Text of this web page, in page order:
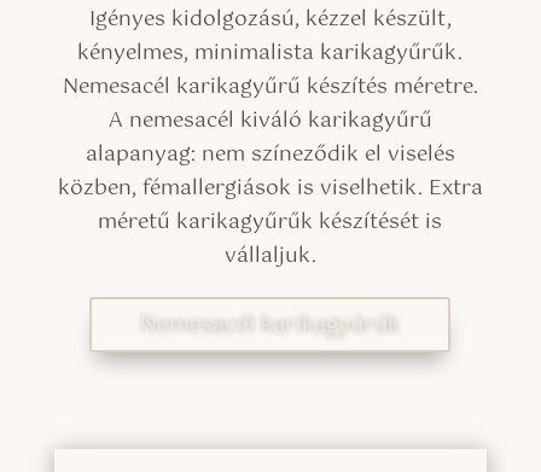
Igényes kidolgozású, kézzel készült,
kényelmes, minimalista karikagyűrűk.
Nemesacél karikagyűrű készítés méretre.
A nemesacél kiváló karikagyűrű
alapanyag: nem színeződik el viselés
közben, fémallergiások is viselhetik. Extra
méretű karikagyűrűk készítését is
vállaljuk.
Nemesacél karikagyűrűk